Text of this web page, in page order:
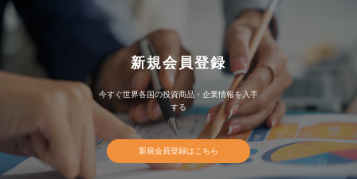
新規会員登録
今すぐ世界各国の投資商品・企業情報を入手
する
新規会員登録はこちら